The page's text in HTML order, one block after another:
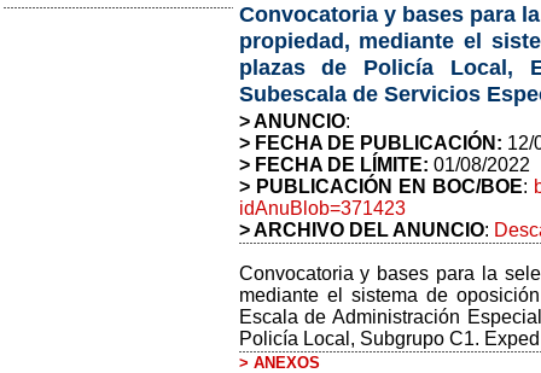
Convocatoria y bases para
propiedad, mediante el
plazas de Policía Local,
Subescala de Servicios
> ANUNCIO:
> FECHA DE PUBLICACIÓN: 12/
> FECHA DE LÍMITE: 01/08/2022
> PUBLICACIÓN EN BOC/BOE:
idAnuBlob=371423
> ARCHIVO DEL ANUNCIO:
Convocatoria y bases para la
mediante el sistema de
Escala de Administración
Policía Local, Subgrupo C1.
> ANEXOS